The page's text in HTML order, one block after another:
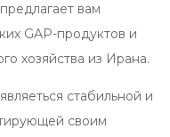
вам
GAP-продуктов и
хозяйства из Ирана.
стабильной и
своим